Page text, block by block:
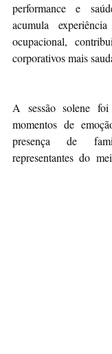
performance e
acumula
ocupacional,
corporativos mais
A sessão solene
momentos de
presença de
representantes do